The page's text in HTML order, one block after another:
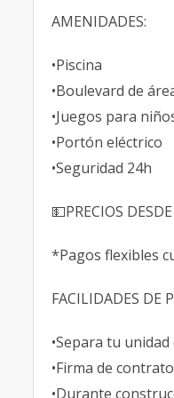
AMENIDADES:
•Piscina
•Boulevard de
•Juegos para
•Portón eléctrico
•Seguridad 24h
💵PRECIOS
*Pagos flexibles
FACILIDADES DE
•Separa tu unidad
•Firma de
•Durante